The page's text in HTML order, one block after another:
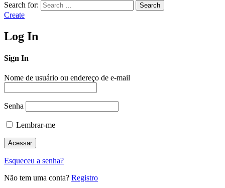
Search for: Search
Create
Log In
Sign In
Nome de usuário ou endereço de e-mail
Senha
Lembrar-me
Esqueceu a senha?
Não tem uma conta? Registro